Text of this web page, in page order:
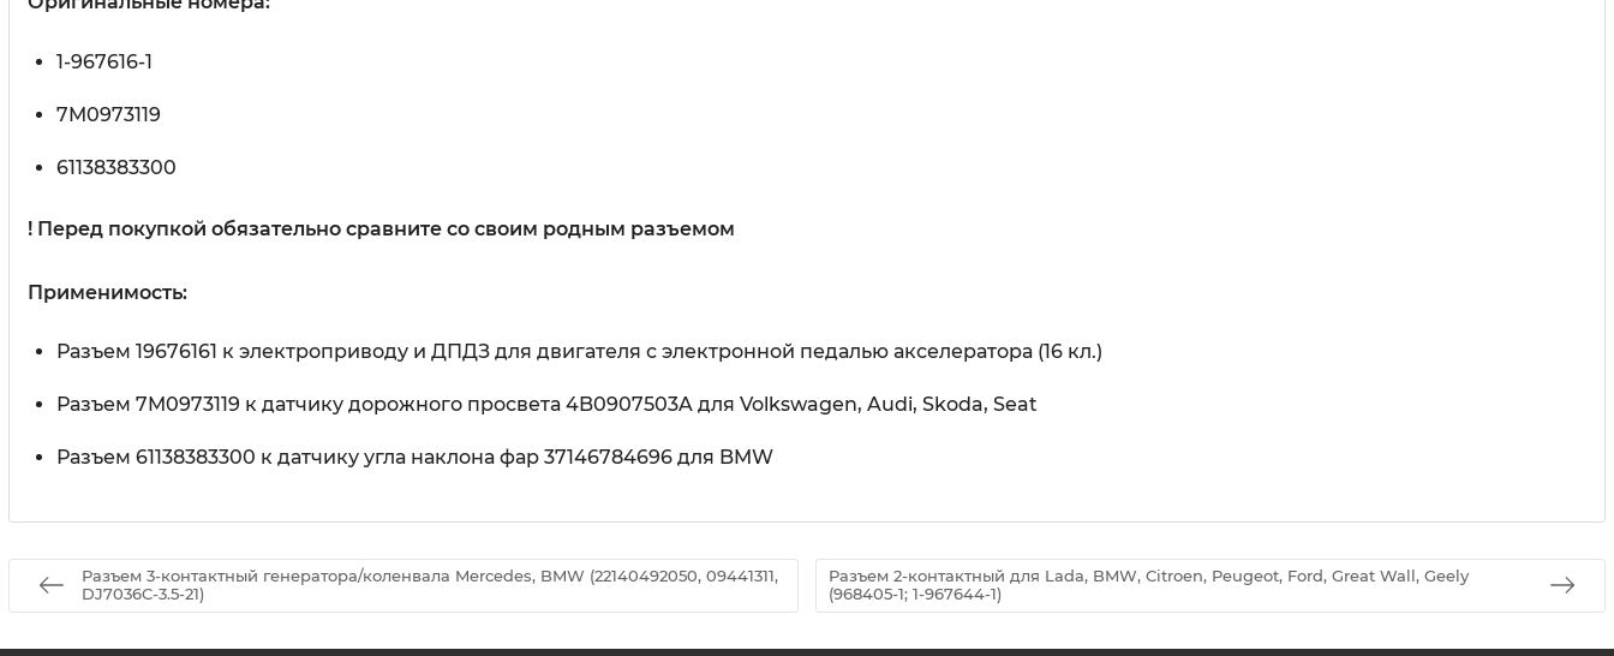
1-967616-1
7M0973119
61138383300
! Перед покупкой обязательно сравните со своим родным разъемом
Применимость:
Разъем 19676161 к электроприводу и ДПДЗ для двигателя с электронной педалью акселератора (16 кл.)
Разъем 7M0973119 к датчику дорожного просвета 4B0907503A для Volkswagen, Audi, Skoda, Seat
Разъем 61138383300 к датчику угла наклона фар 37146784696 для BMW
Разъем 3-контактный генератора/коленвала Mercedes, BMW (22140492050, 09441311,
DJ7036C-3.5-21)
Разъем 2-контактный для Lada, BMW, Citroen, Peugeot, Ford, Great Wall, Geely
(968405-1; 1-967644-1)